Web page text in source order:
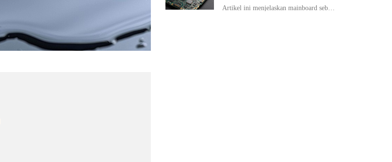
Artikel ini menjelaskan mainboard sebagai komponen terpenting di dalam ponsel, layaknya otak atau jantung. Pembahasan difokuskan pada mengapa mainboard sering rusak karena kebiasaan pengguna seperti ponsel jatuh atau terkena air, dan bagaimana kerusakan i